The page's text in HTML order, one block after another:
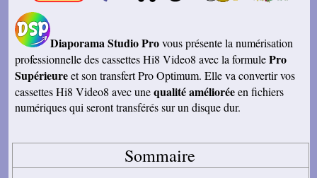
Diaporama Studio Provous présente la numérisation
professionnelle des cassettes Hi8 Video8 avec la formulePro
Supérieureet son transfert Pro Optimum. Elle va convertir vos
cassettes Hi8 Video8 avec unequalité amélioréeen fichiers
numériques qui seront transférés sur un disque dur.
Sommaire